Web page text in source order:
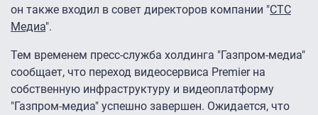
он также входил в совет директоров компании "СТС
Медиа".
Тем временем пресс-служба холдинга "Газпром-медиа"
сообщает, что переход видеосервиса Premier на
собственную инфраструктуру и видеоплатформу
"Газпром-медиа" успешно завершен. Ожидается, что